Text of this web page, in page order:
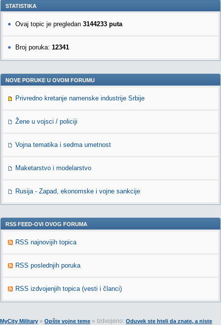
STATISTIKA
Ovaj topic je pregledan 3144233 puta
Broj poruka: 12341
NOVE PORUKE U OVOM FORUMU
Privredno kretanje namenske industrije Srbije
Žene u vojsci / policiji
Vojna tematika i sedma umetnost
Maketarstvo i modelarstvo
Rusija - Zapad, ekonomske i vojne sankcije
RSS FEED-OVI OVOG FORUMA
RSS najnovijih topica
RSS poslednjih poruka
RSS izdvojenjih topica (vesti i članci)
MyCity Military » Opšte vojne teme » Izdvojeno: Oduvek ste hteli da znate, a niste